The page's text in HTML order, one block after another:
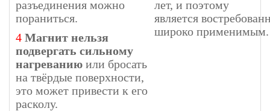
разъединения можно
пораниться.
4 Магнит нельзя
подвергать сильному
нагреванию или бросать
на твёрдые поверхности,
это может привести к его
расколу.
лет, и поэтому
является
широко применимым.